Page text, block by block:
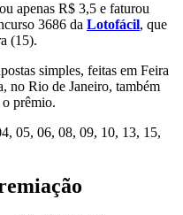
apenas R$ 3,5 e faturou
3686 da Lotofácil, que
(15).
simples, feitas em Feira
no Rio de Janeiro, também
o prêmio.
05, 06, 08, 09, 10, 13, 15,